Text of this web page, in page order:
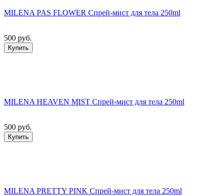
MILENA PAS FLOWER Спрей-мист для тела 250ml
500 руб.
Купить
MILENA HEAVEN MIST Спрей-мист для тела 250ml
500 руб.
Купить
MILENA PRETTY PINK Спрей-мист для тела 250ml